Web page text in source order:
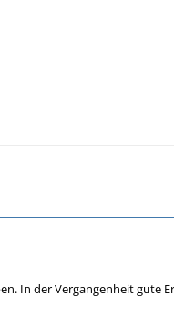
In der Vergangenheit gute